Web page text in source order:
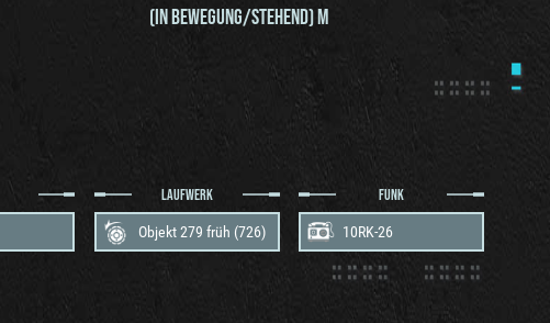
(IN BEWEGUNG/STEHEND) M
LAUFWERK
Objekt 279 früh (726)
FUNK
10RK-26